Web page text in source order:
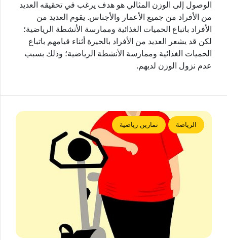
الوصول إلى الوزن المثالي هو هدف يرغب في تحقيقه العديد
من الأفراد من جميع الأعمار والأجناس. يقوم العديد من
الأفراد باتباع الحميات الغذائية وممارسة الأنشطة الرياضية؛
لكن قد يشعر العديد من الأفراد بالحيرة أثناء قيامهم باتباع
الحميات الغذائية وممارسة الأنشطة الرياضية؛ وذلك بسبب
عدم نزول الوزن لديهم.
الرياضة تمارين رياضية